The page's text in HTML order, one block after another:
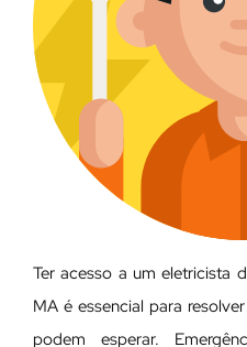
Ter acesso a um eletricista
MA é essencial para
podem esperar.